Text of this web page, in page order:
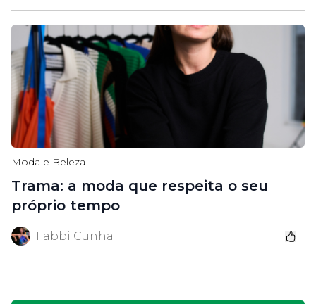
Moda e Beleza
Trama: a moda que respeita o seu
próprio tempo
Fabbi Cunha